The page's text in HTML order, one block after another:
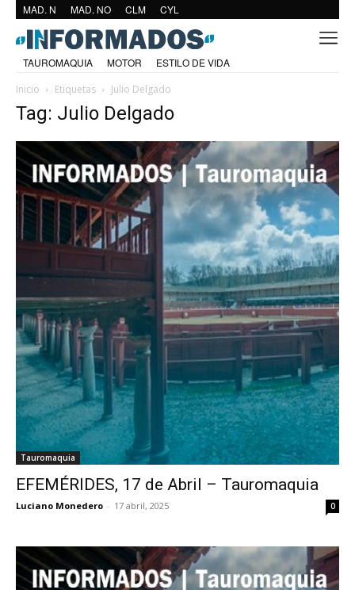
MAD. N MAD. NO CLM CYL
TAUROMAQUIA MOTOR
ESTILO DE VIDA
Inicio
Etiquetas Julio Delgado
Tag: Julio Delgado
Tauromaquia
EFEMÉRIDES, 17 de Abril – Tauromaquia
Luciano Monedero - 17 abril, 2025 0